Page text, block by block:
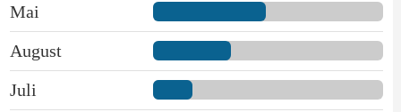
Mai
August
Juli